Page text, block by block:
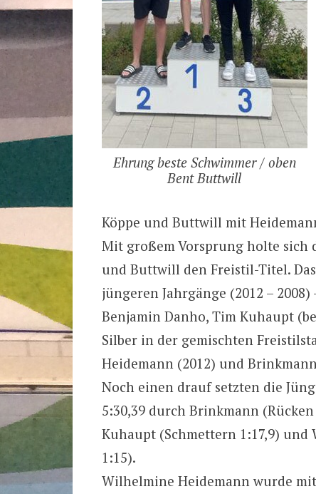
Ehrung beste Schwimmer / oben
Bent Buttwill
Köppe und Buttwill mit
Mit großem Vorsprung holte sich
und Buttwill den Freistil-Titel.
jüngeren Jahrgänge (2012 –
Benjamin Danho, Tim Kuhaupt
Silber in der gemischten
Heidemann (2012) und
Noch einen drauf setzten die
5:30,39 durch Brinkmann
Kuhaupt (Schmettern 1:17,9) und
1:15).
Wilhelmine Heidemann wurde